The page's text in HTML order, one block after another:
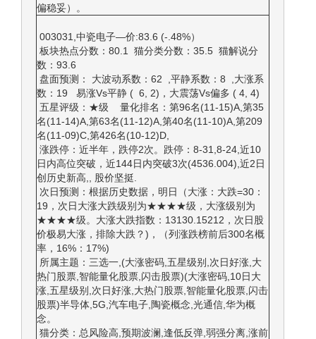
偏稳妥）。
003031,中瓷电子—价:83.6 (-.48%）
板块热点分数：80.1 猫分类分数：35.5 猫解说分
数：93.6
盘面预测： 大波动系数：62 ,平静系数：8 ,大涨系
数：19 易涨Vs平静 ( 6, 2)，大震荡Vs偏多 ( 4, 4)
五星评级：★级 量化排名：第96名(11-15)A,第35
名(11-14)A,第63名(11-12)A,第40名(11-10)A,第209
名(11-09)C,第426名(10-12)D,
涨跌停：近半年，跌停2次。跌停：8-31,8-24,近10
日内高位突破，近144日内突破3次(4536.004),近2日
创历史新高,, 股价坚挺.
次日预测：根据历史数据，明日（大涨：大跌=30：
19，次日大涨大跌级别为★★★★级，大涨级别为
★★★★级。大涨大跌指数：13130.15212，次日股
价极易大涨，排除大跌？)，（列涨跌榜前后300名概
率，16%：17%)
所属主题：三选一,(大涨密码,五星级别,次日好涨,大
热门股票,智能量化股票,闪击股票)(大涨密码,10日大
涨,五星级别,次日好涨,大热门股票,智能量化股票,闪击
股票)半导体,5G,汽车电子,陶瓷概念,光通信,华为概
念。
猫分类：总风险高,预期波澜,逢低反弹,弱强分离,涨前